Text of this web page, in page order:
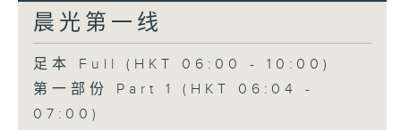
晨光第一线
足本 Full (HKT 06:00 - 10:00)
第一部份 Part 1 (HKT 06:04 -
07:00)